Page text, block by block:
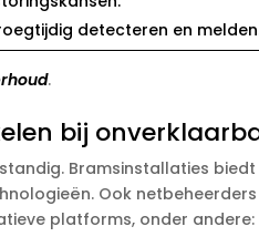
detecteren en
.​
bij
Bramsinstallaties
Ook
platforms, onder andere: